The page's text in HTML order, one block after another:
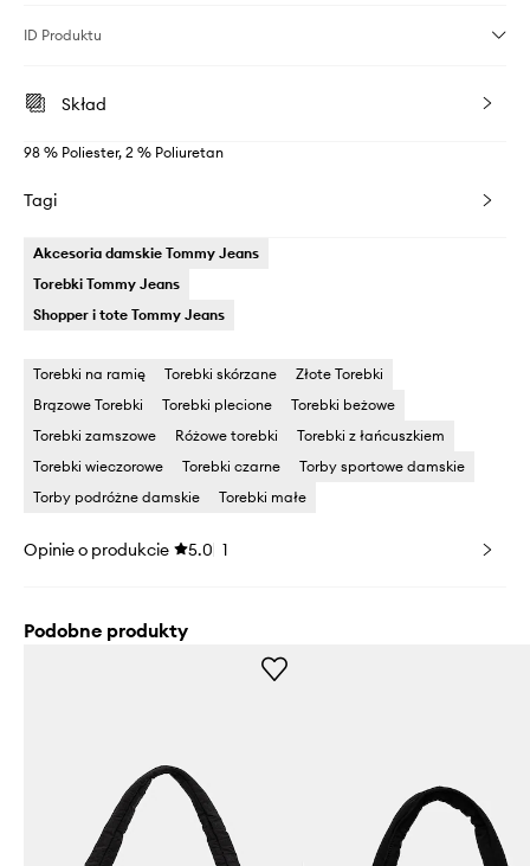
ID Produktu
Skład
98 % Poliester, 2 % Poliuretan
Tagi
Akcesoria damskie Tommy Jeans
Torebki Tommy Jeans
Shopper i tote Tommy Jeans
Torebki na ramię Torebki skórzane
Złote Torebki
Brązowe Torebki
Torebki plecione
Torebki beżowe
Torebki zamszowe
Różowe torebki
Torebki z łańcuszkiem
Torebki wieczorowe
Torebki czarne
Torby sportowe damskie
Torby podróżne damskie
Torebki małe
Opinie o produkcie 5.0 1
Podobne produkty